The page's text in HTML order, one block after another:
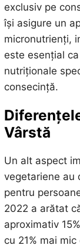
exclusiv pe
își asigure un
micronutrienți,
este esențial
nutriționale
consecință.
Vârstă
Un alt aspect
vegetariene au
pentru
2022 a arătat
aproximativ
cu 21% mai